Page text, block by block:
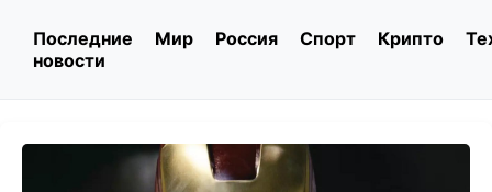
Последние
новости
Мир Россия Спорт Крипто